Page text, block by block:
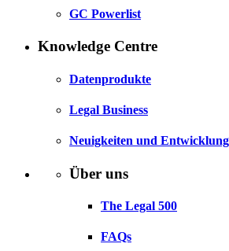
GC Powerlist
Knowledge Centre
Datenprodukte
Legal Business
Neuigkeiten und
Über uns
The Legal 500
FAQs